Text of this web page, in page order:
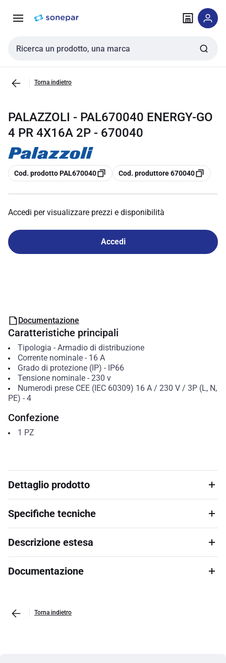
navigazione alla
Cerca input
Torna indietro
PALAZZOLI - PAL670040 ENERGY-GO
4 PR 4X16A 2P - 670040
copia
Cod. prodotto PAL670040 copia
Cod. produttore 670040
Accedi per visualizzare prezzi e disponibilità
Accedi
Documentazione
Caratteristiche principali
Tipologia - Armadio di distribuzione
Corrente nominale- 16 A
Grado di protezione (IP) - IP66
Tensione nominale- 230 v
Numerodi prese CEE (IEC 60309) 16 A / 230 V / 3P (L, N,
PE) - 4
Confezione
1 PZ
Dettaglio prodotto
Specifiche tecniche
Descrizione estesa
Documentazione
Torna indietro